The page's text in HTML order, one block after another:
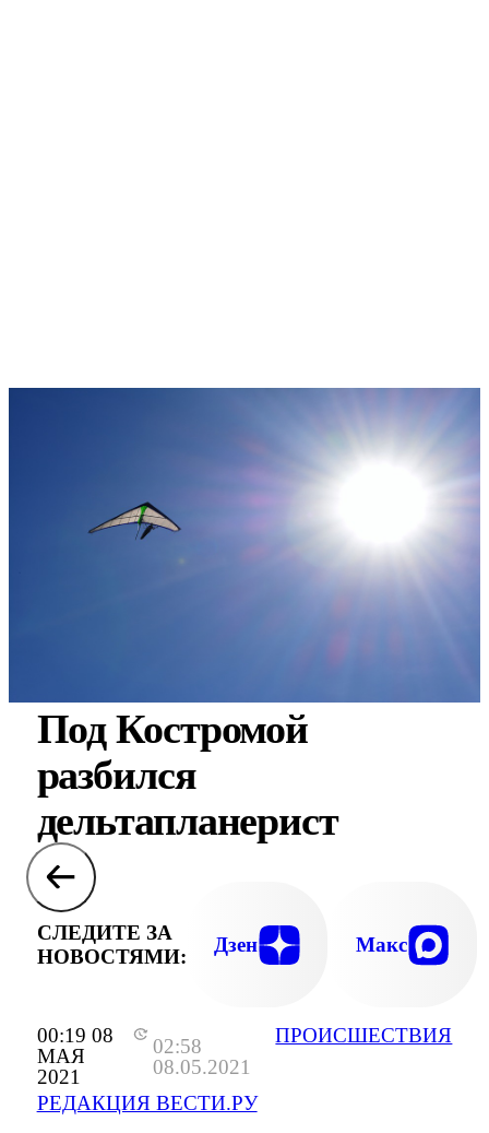
00:19 08
МАЯ
2021
02:58
08.05.2021
РЕДАКЦИЯ ВЕСТИ.РУ
ПРОИСШЕСТВИЯ
Под Костромой
разбился
дельтапланерист
СЛЕДИТЕ ЗА
НОВОСТЯМИ:
Дзен Макс